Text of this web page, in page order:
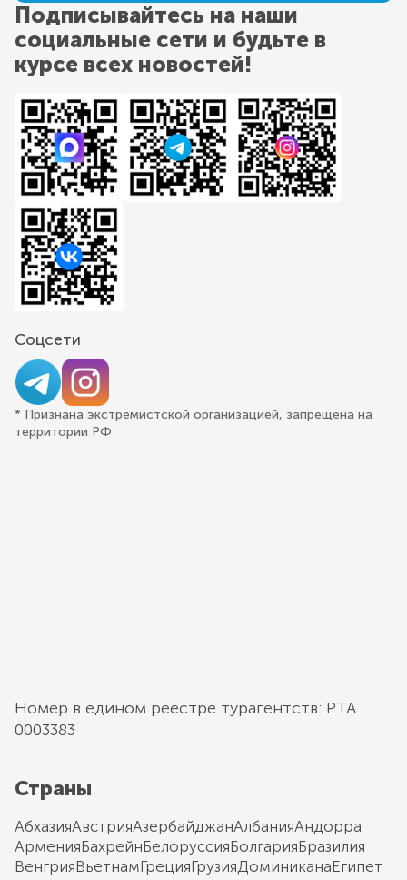
Подписывайтесь на наши
социальные сети и будьте в
курсе всех новостей!
Соцсети
* Признана экстремистской организацией, запрещена на
территории РФ
Номер в едином реестре турагентств: РТА
0003383
Страны
АбхазияАвстрияАзербайджанАлбанияАндорра
АрменияБахрейнБелоруссияБолгарияБразилия
ВенгрияВьетнамГрецияГрузияДоминиканаЕгипет